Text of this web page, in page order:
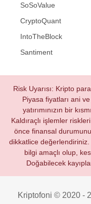
SoSoValue
CryptoQuant
IntoTheBlock
Santiment
Risk Uyarısı: Kripto
Piyasa fiyatları ani
yatırımınızın bir
Kaldıraçlı işlemler
önce finansal
dikkatlice
bilgi amaçlı olup,
Doğabilecek
Kriptofoni © 2020 -